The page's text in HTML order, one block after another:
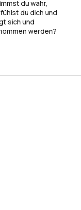
du wahr,
du dich und
sich und
werden?